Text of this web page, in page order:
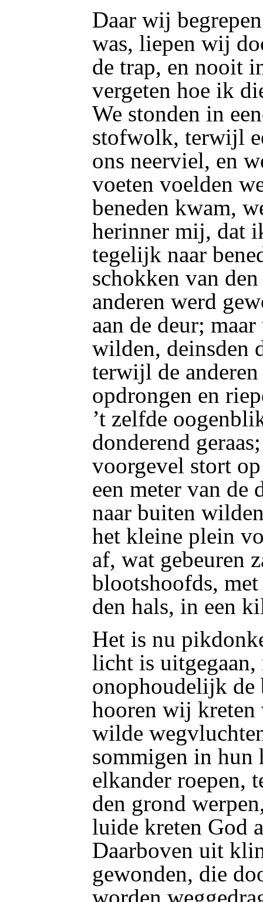
Daar wij
was, liepen wij
de trap, en nooit
vergeten hoe ik
We stonden in
stofwolk, terwijl
ons neerviel, en
voeten voelden
beneden kwam,
herinner mij, dat
tegelijk naar
schokken van
anderen werd
aan de deur;
wilden, deinsden
terwijl de
opdrongen en
’t zelfde
donderend
voorgevel stort
een meter van
naar buiten
het kleine plein
af, wat gebeuren
blootshoofds,
den hals, in een
Het is nu
licht is
onophoudelijk de
hooren wij kreten
wilde
sommigen in hun
elkander roepen,
den grond
luide kreten God
Daarboven uit
gewonden, die
worden